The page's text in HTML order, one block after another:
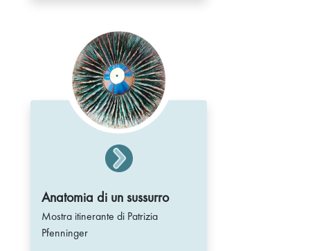
Anatomia di un sussurro
Mostra itinerante di Patrizia
Pfenninger